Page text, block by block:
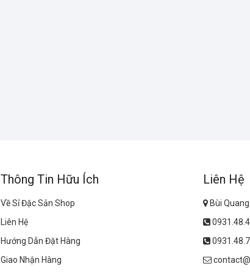
Thông Tin Hữu Ích
Về Sỉ Đặc Sản Shop
Liên Hệ
Hướng Dẫn Đặt Hàng
Giao Nhận Hàng
Liên Hệ
Bùi